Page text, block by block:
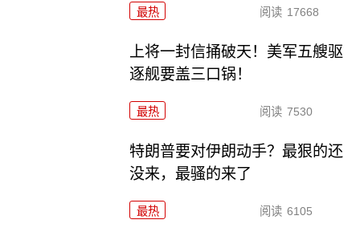
最热 阅读 17668
上将一封信捅破天！美军五艘驱
逐舰要盖三口锅！
最热 阅读 7530
特朗普要对伊朗动手？最狠的还
没来，最骚的来了
最热 阅读 6105